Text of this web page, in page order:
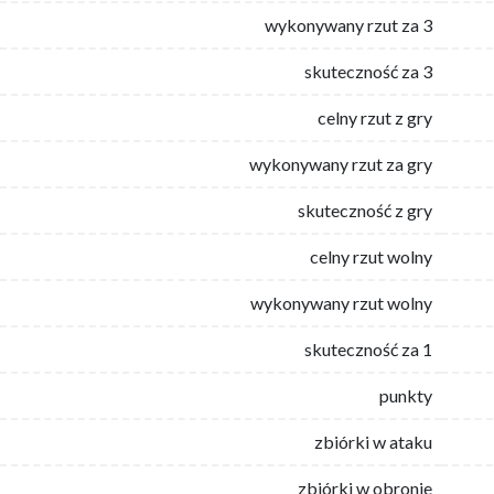
wykonywany rzut za 3
skuteczność za 3
celny rzut z gry
wykonywany rzut za gry
skuteczność z gry
celny rzut wolny
wykonywany rzut wolny
skuteczność za 1
punkty
zbiórki w ataku
zbiórki w obronie